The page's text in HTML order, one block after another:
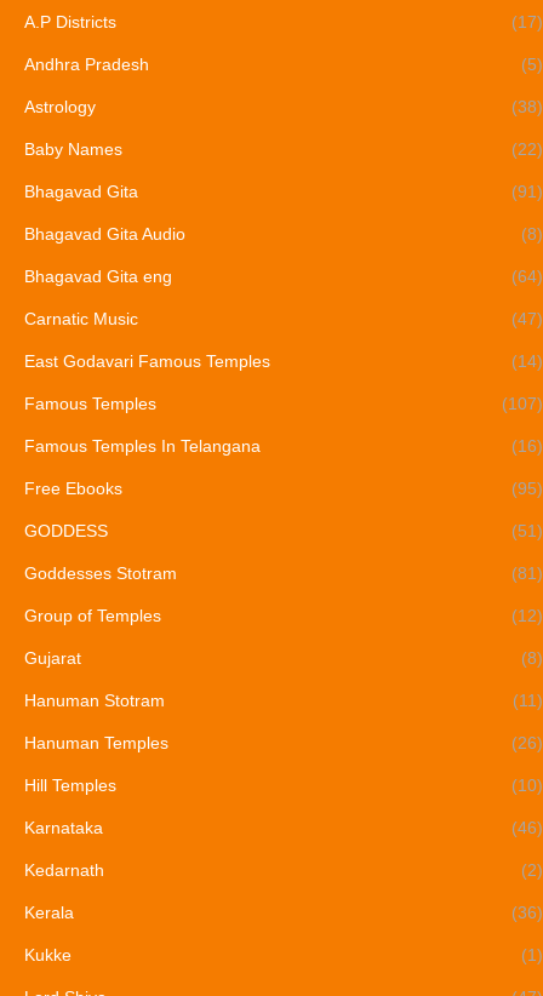
A.P Districts (17)
Andhra Pradesh (5)
Astrology (38)
Baby Names (22)
Bhagavad Gita (91)
Bhagavad Gita Audio (8)
Bhagavad Gita eng (64)
Carnatic Music (47)
East Godavari Famous Temples (14)
Famous Temples (107)
Famous Temples In Telangana (16)
Free Ebooks (95)
GODDESS (51)
Goddesses Stotram (81)
Group of Temples (12)
Gujarat (8)
Hanuman Stotram (11)
Hanuman Temples (26)
Hill Temples (10)
Karnataka (46)
Kedarnath (2)
Kerala (36)
Kukke (1)